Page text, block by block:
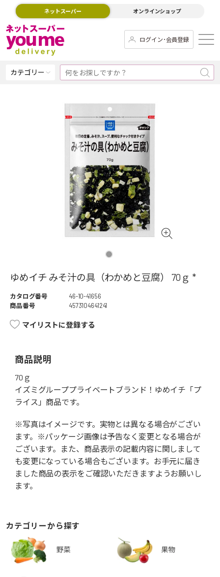
ネットスーパー オンラインショップ
ログイン･会員登録
カテゴリー
ゆめイチ みそ汁の具（わかめと豆腐） 70ｇ *
カタログ番号
46-10-41656
商品番号
4573104641241
マイリストに登録する
商品説明
70ｇ
イズミグループプライベートブランド！ゆめイチ「プ
ライス」商品です。
※写真はイメージです。実物とは異なる場合がござい
ます。※パッケージ画像は予告なく変更となる場合が
ございます。また、商品表示の記載内容に関しまして
も変更になっている場合もございます。お手元に届き
ました商品の表示をご確認いただきますようお願いし
ます。
カテゴリーから探す